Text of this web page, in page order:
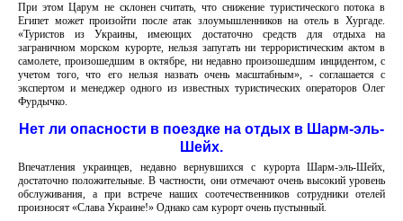
При этом Царум не склонен считать, что снижение туристического потока в
Египет может произойти после атак злоумышленников на отель в Хургаде.
«Туристов из Украины, имеющих достаточно средств для отдыха на
заграничном морском курорте, нельзя запугать ни террористическим актом в
самолете, произошедшим в октябре, ни недавно произошедшим инцидентом, с
учетом того, что его нельзя назвать очень масштабным», - соглашается с
экспертом и менеджер одного из известных туристических операторов Олег
Фурдычко.
Нет ли опасности в поездке на отдых в Шарм-эль-
Шейх.
Впечатления украинцев, недавно вернувшихся с курорта Шарм-эль-Шейх,
достаточно положительные. В частности, они отмечают очень высокий уровень
обслуживания, а при встрече наших соотечественников сотрудники отелей
произносят «Слава Украине!» Однако сам курорт очень пустынный.